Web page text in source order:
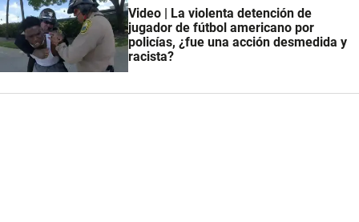
Video | La violenta detención de
jugador de fútbol americano por
policías, ¿fue una acción desmedida y
racista?